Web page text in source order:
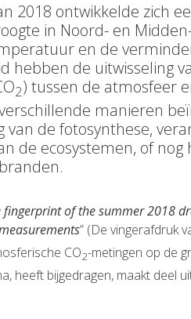
2018 ontwikkelde zich
in Noord- en
en de
hebben de uitwisseling
2) tussen de atmosfeer
manieren
van de fotosynthese,
de ecosystemen, of nog
fingerprint of the summer 2018
” (De vingerafdruk
CO2-metingen op de
heeft bijgedragen, maakt deel